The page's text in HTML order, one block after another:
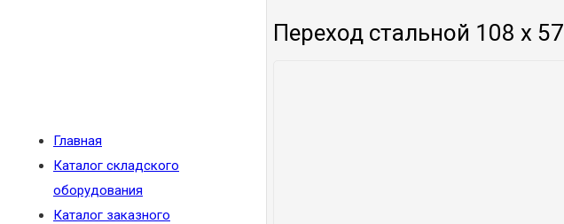
Главная
Каталог складского
оборудования
Каталог заказного
Переход стальной 108 х 57